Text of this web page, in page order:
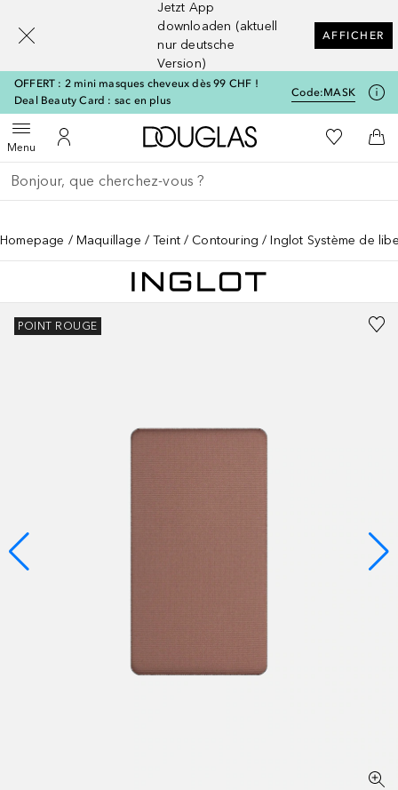
Jetzt App
downloaden (aktuell
nur deutsche
Version)
AFFICHER
OFFERT : 2 mini masques cheveux dès 99 CHF !
Deal Beauty Card : sac en plus
Code:MASK
MenuOuvrir le menuVers Mon Compte
Vers l'accueil Douglas
Vers Ma
Retourner
Exécuter la recherche
Homepage Maquillage Teint Contouring Inglot Système de
POINT ROUGE
[navigation.slideout.screenreader]